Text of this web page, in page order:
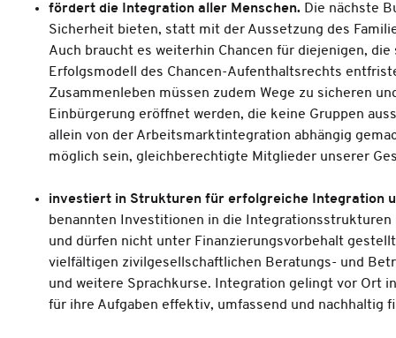
fördert die Integration aller Menschen. Die nächste
Sicherheit bieten, statt mit der Aussetzung des
Auch braucht es weiterhin Chancen für diejenigen,
Erfolgsmodell des Chancen-Aufenthaltsrechts
Zusammenleben müssen zudem Wege zu sicheren
Einbürgerung eröffnet werden, die keine Gruppen
allein von der Arbeitsmarktintegration abhängig
möglich sein, gleichberechtigte Mitglieder unserer
investiert in Strukturen für erfolgreiche Integration
benannten Investitionen in die
und dürfen nicht unter Finanzierungsvorbehalt
vielfältigen zivilgesellschaftlichen Beratungs- und
und weitere Sprachkurse. Integration gelingt vor Ort
für ihre Aufgaben effektiv, umfassend und nachhaltig